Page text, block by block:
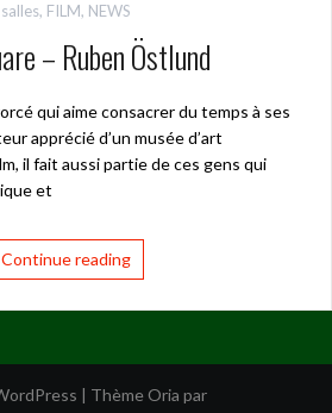
salles, FILM, NEWS
– Ruben Östlund
qui aime consacrer du temps à ses
apprécié d’un musée d’art
il fait aussi partie de ces gens qui
et
Continue reading
| Thème Oria par